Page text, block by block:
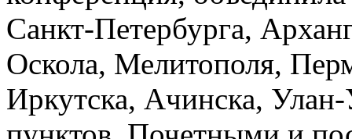
Санкт-Петербурга,
Оскола, Мелитополя,
Иркутска, Ачинска,